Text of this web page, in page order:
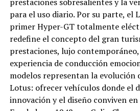
para el uso diario. Por su parte, el
primer Hyper-GT totalmente
redefine el concepto del gran
prestaciones, lujo
experiencia de conducción
modelos representan la evolución
Lotus: ofrecer vehículos donde el
innovación y el diseño conviven